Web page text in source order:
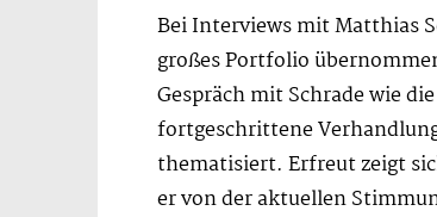
Bei Interviews mit Matthias
großes Portfolio
Gespräch mit Schrade wie
fortgeschrittene
thematisiert. Erfreut zeigt
er von der aktuellen